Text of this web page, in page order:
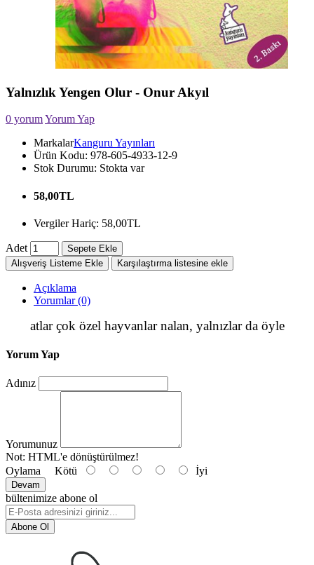
Yalnızlık Yengen Olur - Onur Akyıl
0 yorumYorum Yap
MarkalarKanguru Yayınları
Ürün Kodu: 978-605-4933-12-9
Stok Durumu: Stokta var
58,00TL
Vergiler Hariç: 58,00TL
Adet
Sepete Ekle
Alışveriş Listeme Ekle
Karşılaştırma listesine ekle
Açıklama
Yorumlar (0)
atlar çok özel hayvanlar nalan, yalnızlar da öyle
Yorum Yap
Adınız
Yorumunuz
Not: HTML'e dönüştürülmez!
Oylama Kötü İyi
Devam
bültenimize abone ol
Abone Ol